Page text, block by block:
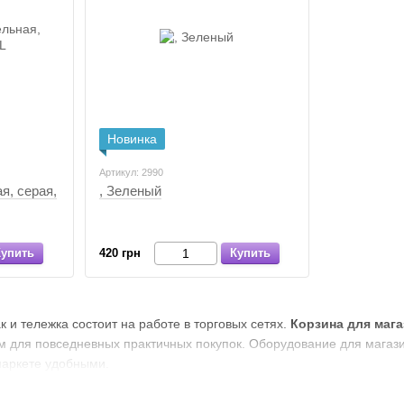
и тележка состоит на работе в торговых сетях. Корзина для
для повседневных практичных покупок. Оборудование для
удобными.
серая,
Новинка
Артикул: 2990
, Зеленый
420 грн Купить